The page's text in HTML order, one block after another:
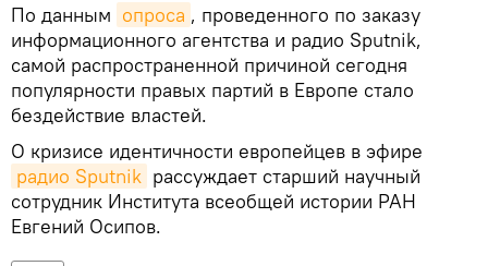
По данным опроса , проведенного по заказу
информационного агентства и радио Sputnik,
самой распространенной причиной сегодня
популярности правых партий в Европе стало
бездействие властей.
О кризисе идентичности европейцев в эфире
радио Sputnik рассуждает старший научный
сотрудник Института всеобщей истории РАН
Евгений Осипов.